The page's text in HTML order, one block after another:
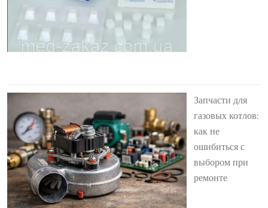
Запчасти для
газовых котлов:
как не
ошибиться с
выбором при
ремонте